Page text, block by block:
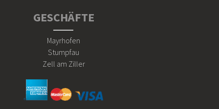
GESCHÄFTE
Mayrhofen
Stumpfau
Zell am Ziller